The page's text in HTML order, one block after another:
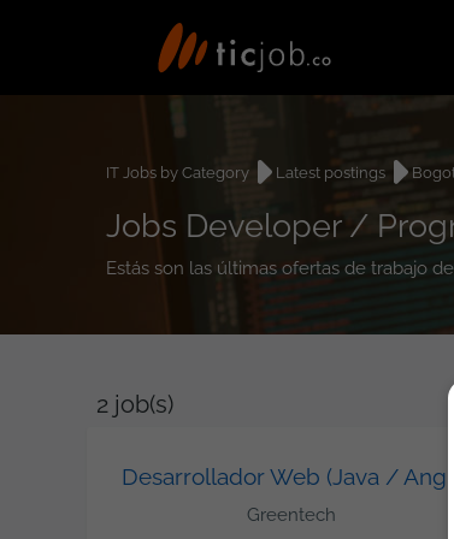
IT Jobs by Category Latest postings
Jobs Developer /
Estás son las últimas ofertas de trabajo
2 job(s)
Desarrollador Web (Java /
Greentech